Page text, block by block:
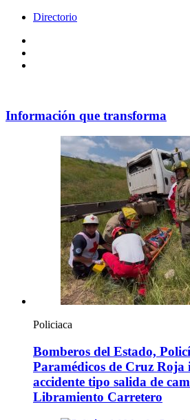
Directorio
Información que transforma
Policiaca
Bomberos del Estado,
Paramédicos de Cruz Roja
accidente tipo salida de
Libramiento Carretero